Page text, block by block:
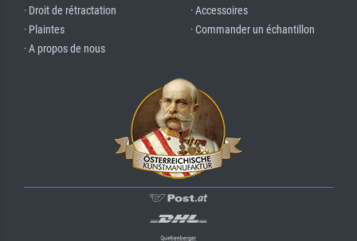
· Droit de rétractation
· Plaintes
· A propos de nous
· Accessoires
· Commander un échantillon